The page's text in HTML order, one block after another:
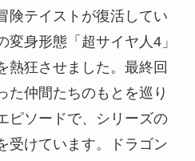
険テイストが復活してい
変身形態「超サイヤ人4」
熱狂させました。最終回
た仲間たちのもとを巡り
ピソードで、シリーズの
受けています。ドラゴン